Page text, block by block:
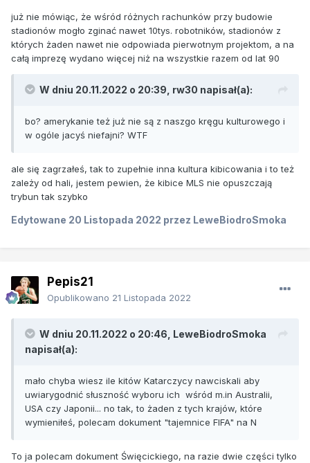
już nie mówiąc, że wśród różnych rachunków przy budowie
stadionów mogło zginać nawet 10tys. robotników, stadionów z
których żaden nawet nie odpowiada pierwotnym projektom, a na
całą imprezę wydano więcej niż na wszystkie razem od lat 90
W dniu 20.11.2022 o 20:39, rw30 napisał(a):
bo? amerykanie też już nie są z naszgo kręgu kulturowego i
w ogóle jacyś niefajni? WTF
ale się zagrzałeś, tak to zupełnie inna kultura kibicowania i to też
zależy od hali, jestem pewien, że kibice MLS nie opuszczają
trybun tak szybko
Edytowane 20 Listopada 2022 przez LeweBiodroSmoka
Pepis21
Opublikowano 21 Listopada 2022
W dniu 20.11.2022 o 20:46, LeweBiodroSmoka
napisał(a):
mało chyba wiesz ile kitów Katarczycy nawciskali aby
uwiarygodnić słuszność wyboru ich wśród m.in Australii,
USA czy Japonii... no tak, to żaden z tych krajów, które
wymieniłeś, polecam dokument "tajemnice FIFA" na N
To ja polecam dokument Święcickiego, na razie dwie części tylko